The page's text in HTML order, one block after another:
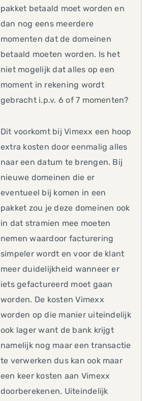
pakket betaald moet worden en
dan nog eens meerdere
momenten dat de domeinen
betaald moeten worden. Is het
niet mogelijk dat alles op een
moment in rekening wordt
gebracht i.p.v. 6 of 7 momenten?
Dit voorkomt bij Vimexx een hoop
extra kosten door eenmalig alles
naar een datum te brengen. Bij
nieuwe domeinen die er
eventueel bij komen in een
pakket zou je deze domeinen ook
in dat stramien mee moeten
nemen waardoor facturering
simpeler wordt en voor de klant
meer duidelijkheid wanneer er
iets gefactureerd moet gaan
worden. De kosten Vimexx
worden op die manier uiteindelijk
ook lager want de bank krijgt
namelijk nog maar een transactie
te verwerken dus kan ook maar
een keer kosten aan Vimexx
doorberekenen. Uiteindelijk